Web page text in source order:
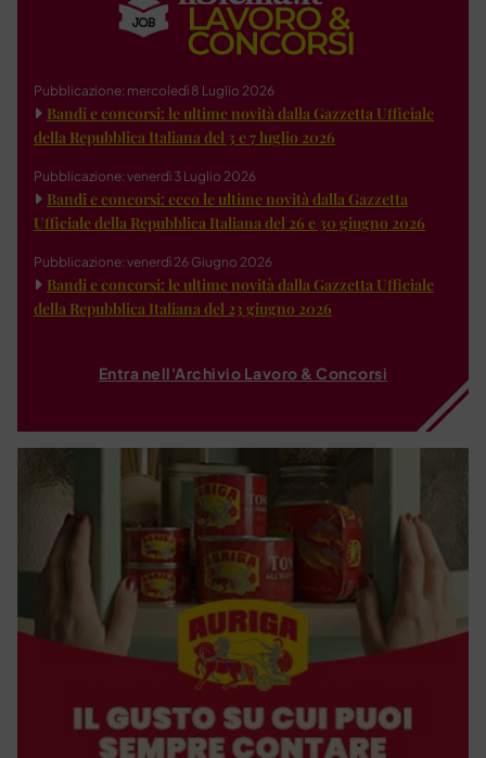
Pubblicazione: mercoledì 8 Luglio 2026
Bandi e concorsi: le ultime novità dalla Gazzetta Ufficiale
della Repubblica Italiana del 3 e 7 luglio 2026
Pubblicazione: venerdì 3 Luglio 2026
Bandi e concorsi: ecco le ultime novità dalla Gazzetta
Ufficiale della Repubblica Italiana del 26 e 30 giugno 2026
Pubblicazione: venerdì 26 Giugno 2026
Bandi e concorsi: le ultime novità dalla Gazzetta Ufficiale
della Repubblica Italiana del 23 giugno 2026
Entra nell'Archivio Lavoro & Concorsi